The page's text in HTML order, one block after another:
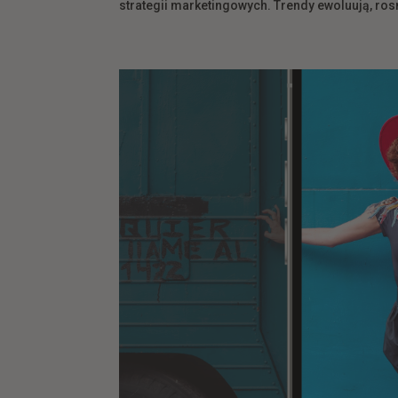
strategii marketingowych. Trendy ewoluują,